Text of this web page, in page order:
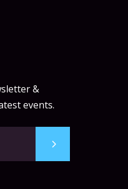
&
events.